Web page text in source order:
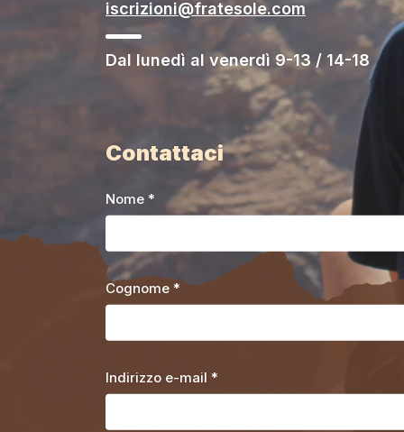
iscrizioni@fratesole.com
Dal lunedì al venerdì 9-13 / 14-18
Contattaci
Nome *
Cognome *
Indirizzo e-mail *